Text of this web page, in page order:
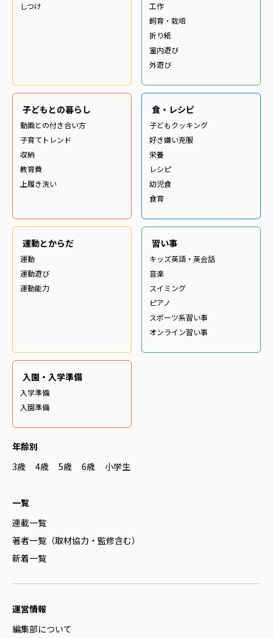
しつけ
工作
飼育・栽培
折り紙
室内遊び
外遊び
子どもとの暮らし
動画との付き合い方
子育てトレンド
収納
教育費
上履き洗い
食・レシピ
子どもクッキング
好き嫌い克服
栄養
レシピ
幼児食
食育
運動とからだ
運動
運動遊び
運動能力
習い事
キッズ英語・英会話
音楽
スイミング
ピアノ
スポーツ系習い事
オンライン習い事
入園・入学準備
入学準備
入園準備
年齢別
3歳
4歳 5歳 6歳 小学生
一覧
連載一覧
著者一覧（取材協力・監修含む）
新着一覧
運営情報
編集部について